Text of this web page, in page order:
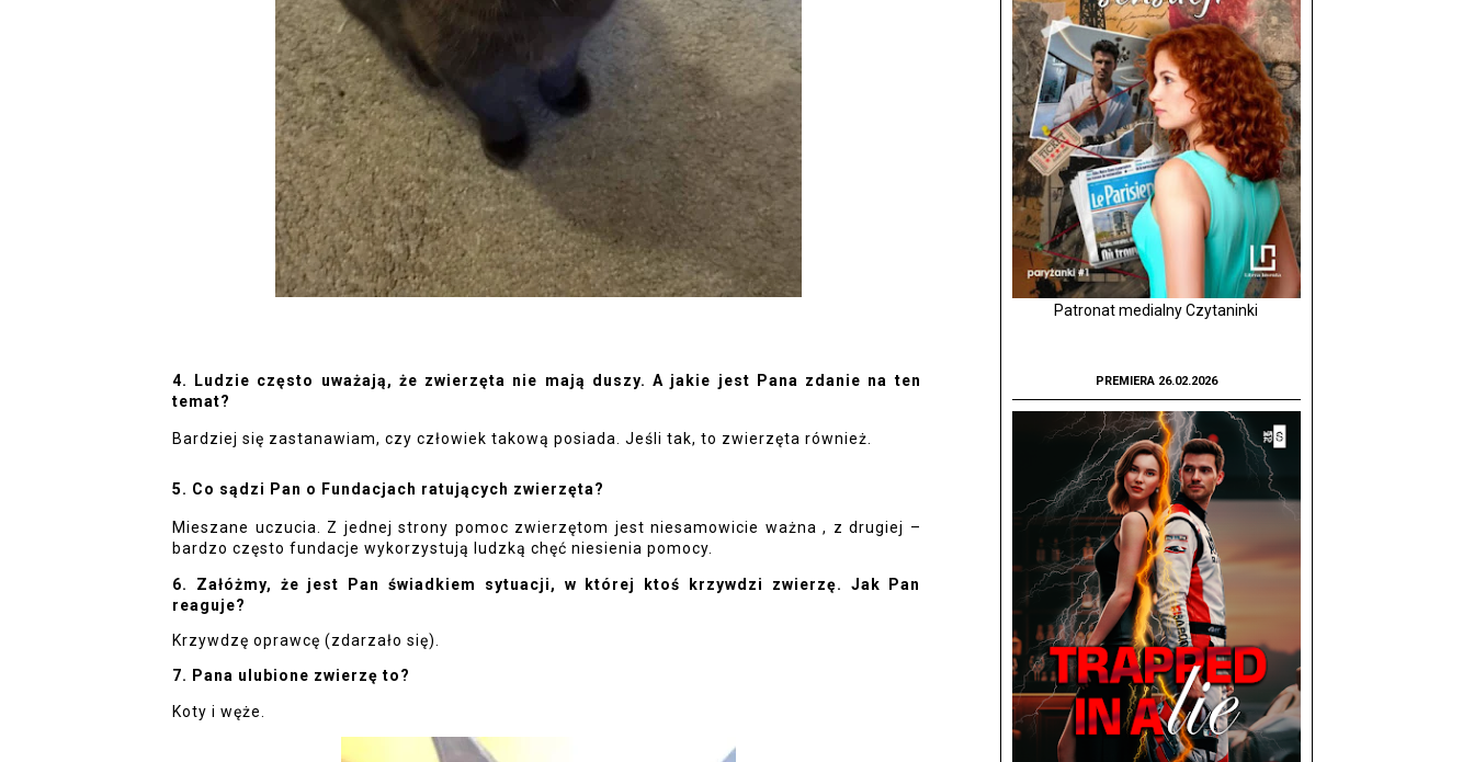
4. Ludzie często uważają, że zwierzęta nie mają duszy. A jakie jest Pana zdanie na ten
temat?
Bardziej się zastanawiam, czy człowiek takową posiada. Jeśli tak, to zwierzęta również.
5. Co sądzi Pan o Fundacjach ratujących zwierzęta?
Mieszane uczucia. Z jednej strony pomoc zwierzętom jest niesamowicie ważna , z drugiej –
bardzo często fundacje wykorzystują ludzką chęć niesienia pomocy.
6. Załóżmy, że jest Pan świadkiem sytuacji, w której ktoś krzywdzi zwierzę. Jak Pan
reaguje?
Krzywdzę oprawcę (zdarzało się).
7. Pana ulubione zwierzę to?
Koty i węże.
Patronat medialny Czytaninki
PREMIERA 26.02.2026